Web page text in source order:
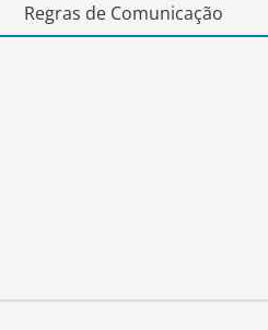
Regras de Comunicação